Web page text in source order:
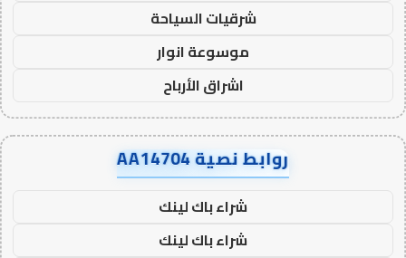
شرقيات السياحة
موسوعة انوار
اشراق الأرباح
روابط نصية AA14704
شراء باك لينك
شراء باك لينك